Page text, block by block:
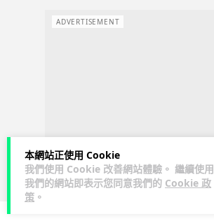
本網站正使用 Cookie
我們使用 Cookie 改善網站體驗。 繼續使用
我們的網站即表示您同意我們的 Cookie 政
策 。
ADVERTISEMENT